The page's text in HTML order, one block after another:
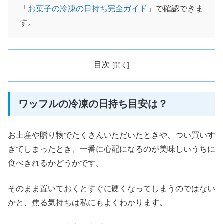
「 お菓子の冷凍の日持ち完全ガイド 」で確認できま
す。
目次
ワッフルの冷凍の日持ち目安は？
お土産や贈り物でたくさんいただいたときや、つい買いす
ぎてしまったとき、一番に心配になるのが美味しいうちに
食べきれるかどうかです。
そのまま置いておくとすぐに硬くなってしまうのではない
かと、焦る気持ちは私にもよくわかります。